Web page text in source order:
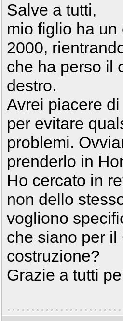
Salve a tutti,
mio figlio ha un
2000,
che ha perso il
destro.
Avrei piacere
per evitare
problemi.
prenderlo in
Ho cercato in
non dello
vogliono
che siano per
costruzione?
Grazie a tutti